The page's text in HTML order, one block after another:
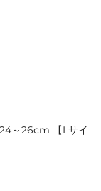
～26cm 【Lサイ